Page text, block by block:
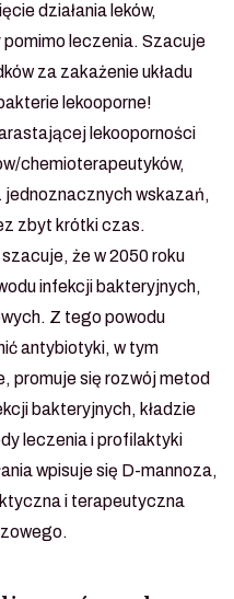
działania leków,
leczenia. Szacuje
za zakażenie układu
lekooporne!
lekooporności
chemioterapeutyków,
wskazań,
zbyt krótki czas.
że w 2050 roku
infekcji bakteryjnych,
Z tego powodu
antybiotyki, w tym
promuje się rozwój metod
bakteryjnych, kładzie
leczenia i profilaktyki
wpisuje się D-mannoza,
i terapeutyczna